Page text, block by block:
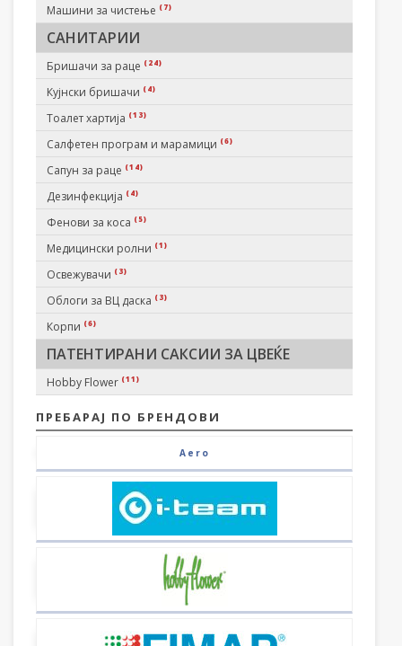
Машини за чистење (7)
САНИТАРИИ
Бришачи за раце (24)
Кујнски бришачи (4)
Тоалет хартија (13)
Салфетен програм и марамици (6)
Сапун за раце (14)
Дезинфекција (4)
Фенови за коса (5)
Медицински ролни (1)
Освежувачи (3)
Облоги за ВЦ даска (3)
Корпи (6)
ПАТЕНТИРАНИ САКСИИ ЗА ЦВЕЌЕ
Hobby Flower (11)
ПРЕБАРАЈ ПО БРЕНДОВИ
Aero